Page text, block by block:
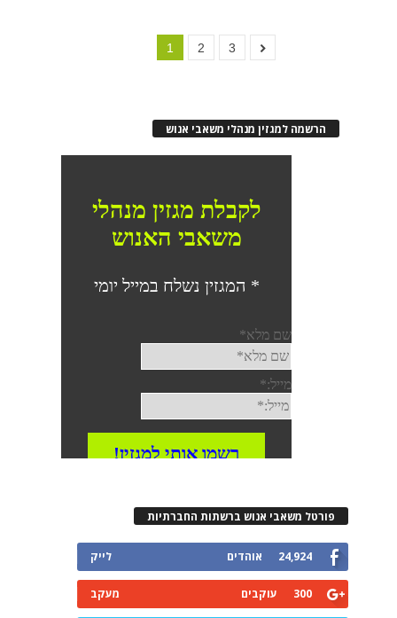
1 2 3
הרשמה למגזין מנהלי משאבי אנוש
פורטל משאבי אנוש ברשתות החברתיות
24,924 אוהדים לייק
300 עוקבים מעקב